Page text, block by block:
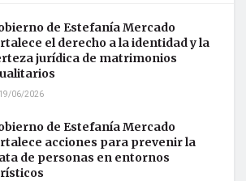
de Estefanía Mercado
el derecho a la identidad y la
jurídica de matrimonios
19/06/2026
de Estefanía Mercado
acciones para prevenir la
de personas en entornos